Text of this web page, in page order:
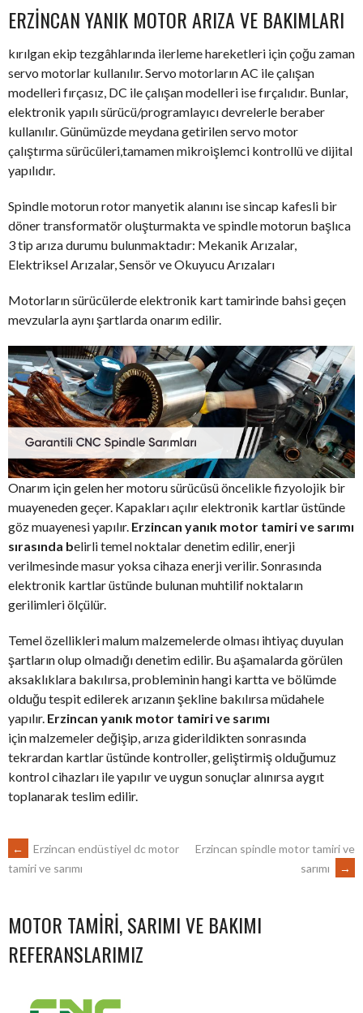
ERZINCAN YANIK MOTOR ARIZA VE BAKIMLARI
kırılgan ekip tezgâhlarında ilerleme hareketleri için çoğu zaman
servo motorlar kullanılır. Servo motorların AC ile çalışan
modelleri fırçasız, DC ile çalışan modelleri ise fırçalıdır. Bunlar,
elektronik yapılı sürücü/programlayıcı devrelerle beraber
kullanılır. Günümüzde meydana getirilen servo motor
çalıştırma sürücüleri,tamamen mikroişlemci kontrollü ve dijital
yapılıdır.
Spindle motorun rotor manyetik alanını ise sincap kafesli bir
döner transformatör oluşturmakta ve spindle motorun başlıca
3 tip arıza durumu bulunmaktadır: Mekanik Arızalar,
Elektriksel Arızalar, Sensör ve Okuyucu Arızaları
Motorların sürücülerde elektronik kart tamirinde bahsi geçen
mevzularla aynı şartlarda onarım edilir.
Onarım için gelen her motoru sürücüsü öncelikle fizyolojik bir
muayeneden geçer. Kapakları açılır elektronik kartlar üstünde
göz muayenesi yapılır. Erzincan yanık motor tamiri ve sarımı
sırasında belirli temel noktalar denetim edilir, enerji
verilmesinde masur yoksa cihaza enerji verilir. Sonrasında
elektronik kartlar üstünde bulunan muhtilif noktaların
gerilimleri ölçülür.
Temel özellikleri malum malzemelerde olması ihtiyaç duyulan
şartların olup olmadığı denetim edilir. Bu aşamalarda görülen
aksaklıklara bakılırsa, probleminin hangi kartta ve bölümde
olduğu tespit edilerek arızanın şekline bakılırsa müdahele
yapılır. Erzincan yanık motor tamiri ve sarımı
için malzemeler değişip, arıza giderildikten sonrasında
tekrardan kartlar üstünde kontroller, geliştirmiş olduğumuz
kontrol cihazları ile yapılır ve uygun sonuçlar alınırsa aygıt
toplanarak teslim edilir.
POST
NAVIGATION
←
Erzincan endüstiyel dc motor
tamiri ve sarımı
Erzincan spindle motor tamiri ve
sarımı
→
MOTOR TAMIRI, SARIMI VE BAKIMI
REFERANSLARIMIZ